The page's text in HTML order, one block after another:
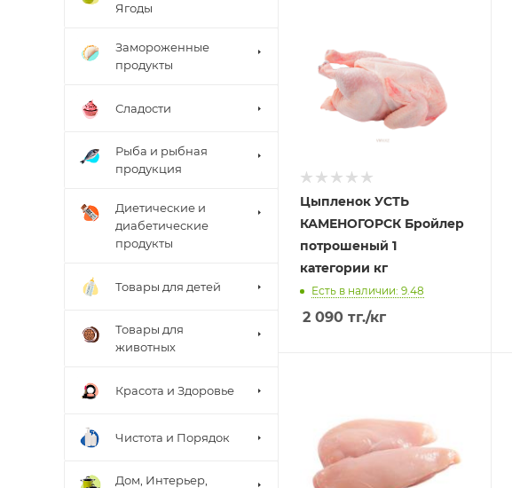
Цыпленок УСТЬ
КАМЕНОГОРСК Бройлер
потрошеный 1
категории кг
Есть в наличии: 9.48
2 090 тг./кг
Ягоды
Замороженные
продукты
Сладости
Рыба и рыбная
продукция
Диетические и
диабетические
продукты
Товары для детей
Товары для
животных
Красота и Здоровье
Чистота и Порядок
Дом, Интерьер,